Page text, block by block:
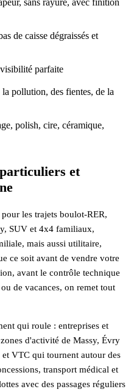
de caisse dégraissés et
parfaite
pollution, des fientes, de la
polish, cire, céramique,
et
les trajets boulot-RER,
SUV et 4x4 familiaux,
mais aussi utilitaire,
ce soit avant de vendre votre
avant le contrôle technique
de vacances, on remet tout
qui roule : entreprises et
d'activité de Massy, Évry
VTC qui tournent autour des
transport médical et
avec des passages réguliers